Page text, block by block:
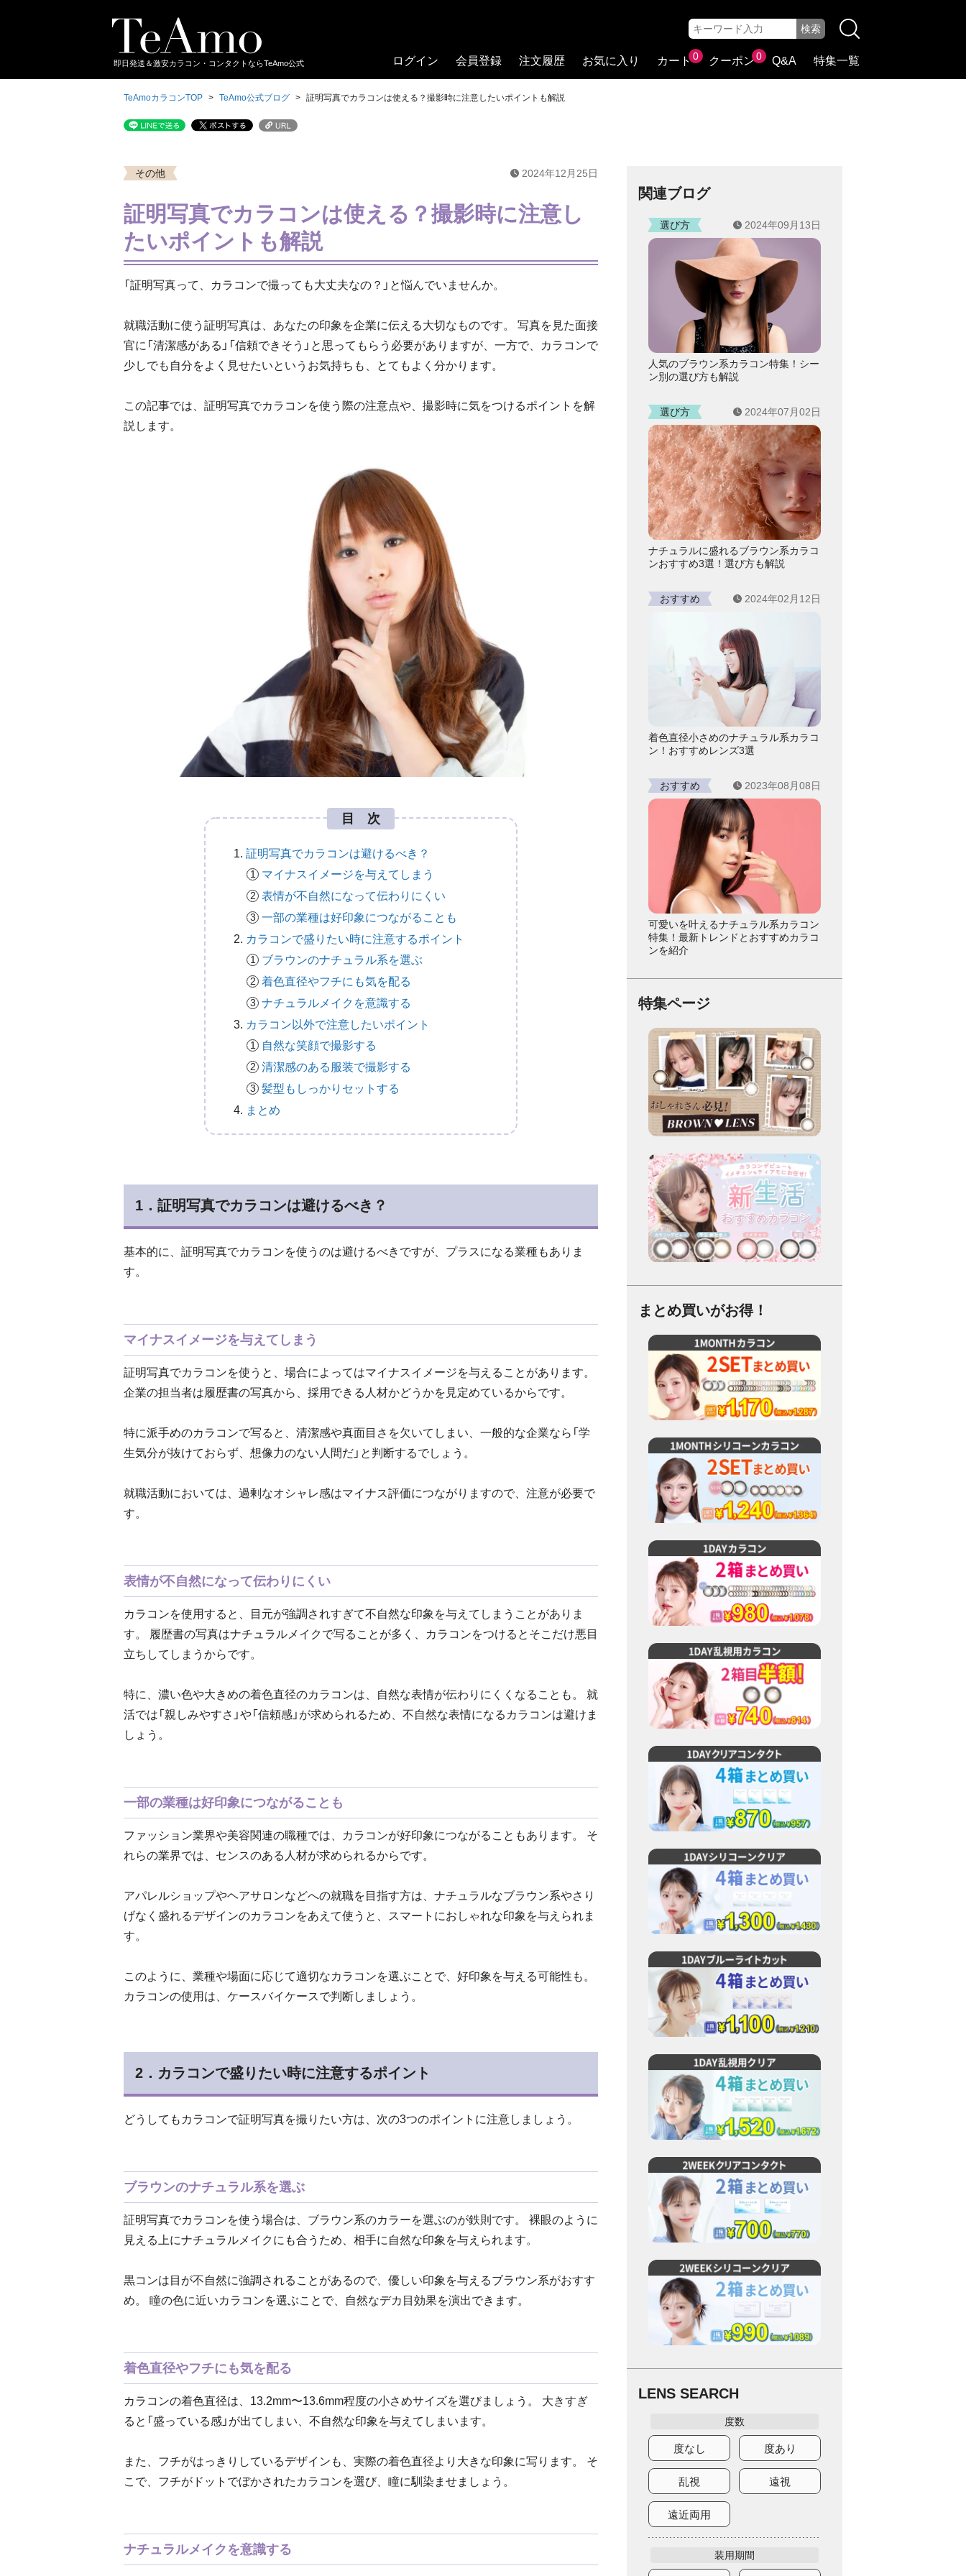
即日発送＆激安カラコン・コンタクトならTeAmo公式
TeAmoカラコンTOP TeAmo公式ブログ 証明写真でカラコンは使える？撮影時に注意したいポイントも解説
その他 2024年12月25日
証明写真でカラコンは使える？撮影時に注意し
たいポイントも解説
「証明写真って、カラコンで撮っても大丈夫なの？」と悩んでいませんか。
就職活動に使う証明写真は、あなたの印象を企業に伝える大切なものです。 写真を見た面接
官に「清潔感がある」「信頼できそう」と思ってもらう必要がありますが、一方で、カラコンで
少しでも自分をよく見せたいというお気持ちも、とてもよく分かります。
この記事では、証明写真でカラコンを使う際の注意点や、撮影時に気をつけるポイントを解
説します。
目 次
証明写真でカラコンは避けるべき？
マイナスイメージを与えてしまう
表情が不自然になって伝わりにくい
一部の業種は好印象につながることも
カラコンで盛りたい時に注意するポイント
ブラウンのナチュラル系を選ぶ
着色直径やフチにも気を配る
ナチュラルメイクを意識する
カラコン以外で注意したいポイント
自然な笑顔で撮影する
清潔感のある服装で撮影する
髪型もしっかりセットする
まとめ
1．証明写真でカラコンは避けるべき？
基本的に、証明写真でカラコンを使うのは避けるべきですが、プラスになる業種もありま
す。
マイナスイメージを与えてしまう
証明写真でカラコンを使うと、場合によってはマイナスイメージを与えることがあります。
企業の担当者は履歴書の写真から、採用できる人材かどうかを見定めているからです。
特に派手めのカラコンで写ると、清潔感や真面目さを欠いてしまい、一般的な企業なら「学
生気分が抜けておらず、想像力のない人間だ」と判断するでしょう。
就職活動においては、過剰なオシャレ感はマイナス評価につながりますので、注意が必要で
す。
表情が不自然になって伝わりにくい
カラコンを使用すると、目元が強調されすぎて不自然な印象を与えてしまうことがありま
す。 履歴書の写真はナチュラルメイクで写ることが多く、カラコンをつけるとそこだけ悪目
立ちしてしまうからです。
特に、濃い色や大きめの着色直径のカラコンは、自然な表情が伝わりにくくなることも。 就
活では「親しみやすさ」や「信頼感」が求められるため、不自然な表情になるカラコンは避けま
しょう。
一部の業種は好印象につながることも
ファッション業界や美容関連の職種では、カラコンが好印象につながることもあります。 そ
れらの業界では、センスのある人材が求められるからです。
アパレルショップやヘアサロンなどへの就職を目指す方は、ナチュラルなブラウン系やさり
げなく盛れるデザインのカラコンをあえて使うと、スマートにおしゃれな印象を与えられま
す。
このように、業種や場面に応じて適切なカラコンを選ぶことで、好印象を与える可能性も。
カラコンの使用は、ケースバイケースで判断しましょう。
2．カラコンで盛りたい時に注意するポイント
どうしてもカラコンで証明写真を撮りたい方は、次の3つのポイントに注意しましょう。
ブラウンのナチュラル系を選ぶ
証明写真でカラコンを使う場合は、ブラウン系のカラーを選ぶのが鉄則です。 裸眼のように
見える上にナチュラルメイクにも合うため、相手に自然な印象を与えられます。
黒コンは目が不自然に強調されることがあるので、優しい印象を与えるブラウン系がおすす
め。 瞳の色に近いカラコンを選ぶことで、自然なデカ目効果を演出できます。
着色直径やフチにも気を配る
カラコンの着色直径は、13.2mm〜13.6mm程度の小さめサイズを選びましょう。 大きすぎ
ると「盛っている感」が出てしまい、不自然な印象を与えてしまいます。
また、フチがはっきりしているデザインも、実際の着色直径より大きな印象に写ります。 そ
こで、フチがドットでぼかされたカラコンを選び、瞳に馴染ませましょう。
ナチュラルメイクを意識する
関連ブログ
選び方 2024年09月13日
人気のブラウン系カラコン特集！シー
ン別の選び方も解説
選び方 2024年07月02日
ナチュラルに盛れるブラウン系カラコ
ンおすすめ3選！選び方も解説
おすすめ 2024年02月12日
着色直径小さめのナチュラル系カラコ
ン！おすすめレンズ3選
おすすめ 2023年08月08日
可愛いを叶えるナチュラル系カラコン
特集！最新トレンドとおすすめカラコ
ンを紹介
特集ページ
まとめ買いがお得！
LENS SEARCH
度数
度なし 度あり
乱視 遠視
遠近両用
装用期間
ログイン 会員登録 注文履歴 お気に入り カート0 クーポン0 Q&A 特集一覧